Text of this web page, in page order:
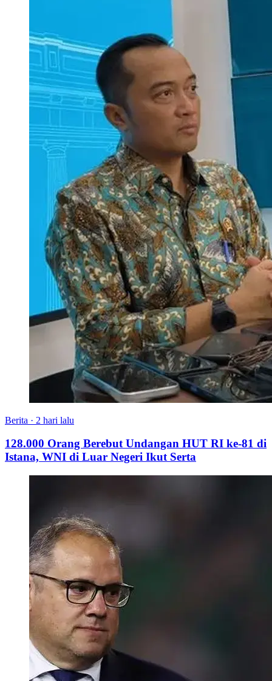
Berita · 2 hari lalu
128.000 Orang Berebut Undangan HUT RI ke-81 di
Istana, WNI di Luar Negeri Ikut Serta